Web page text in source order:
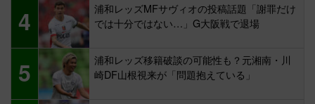
4
浦和レッズMFサヴィオの投稿話題「謝罪だけ
では十分ではない…」G大阪戦で退場
5
浦和レッズ移籍破談の可能性も？元湘南・川
崎DF山根視来が「問題抱えている」